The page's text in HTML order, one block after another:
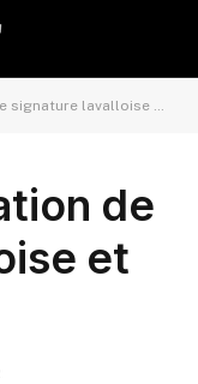
lavalloise et durable
de
et